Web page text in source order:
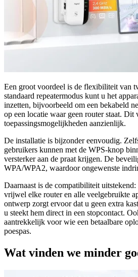
Een groot voordeel is de flexibiliteit van
standaard repeatermodus kunt u het
inzetten, bijvoorbeeld om een bekabeld
op een locatie waar geen router staat. Dit
toepassingsmogelijkheden aanzienlijk.
De installatie is bijzonder eenvoudig.
gebruikers kunnen met de WPS-knop
versterker aan de praat krijgen. De
WPA/WPA2, waardoor ongewenste
Daarnaast is de compatibiliteit
vrijwel elke router en alle veelgebruikte
ontwerp zorgt ervoor dat u geen extra
u steekt hem direct in een stopcontact.
aantrekkelijk voor wie een betaalbare
poespas.
Wat vinden we minder